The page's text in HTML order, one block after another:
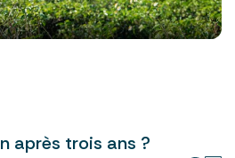
après trois ans ?